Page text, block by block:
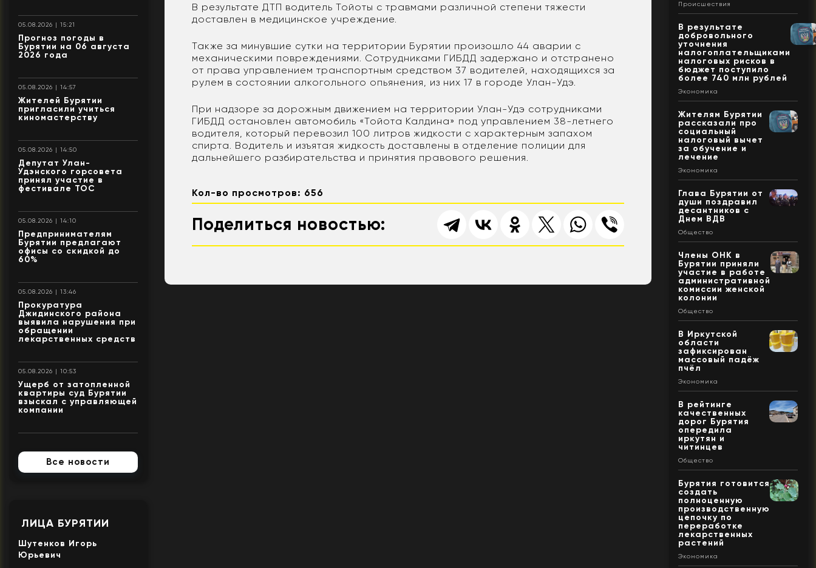
05.08.2026 | 15:21
Прогноз погоды в
Бурятии на 06 августа
2026 года
05.08.2026 | 14:57
Жителей Бурятии
пригласили учиться
киномастерству
05.08.2026 | 14:50
Депутат Улан-
Удэнского горсовета
принял участие в
фестивале ТОС
05.08.2026 | 14:10
Предпринимателям
Бурятии предлагают
офисы со скидкой до
60%
05.08.2026 | 13:46
Прокуратура
Джидинского района
выявила нарушения при
обращении
лекарственных средств
05.08.2026 | 10:53
Ущерб от затопленной
квартиры суд Бурятии
взыскал с управляющей
компании
Все новости
ЛИЦА БУРЯТИИ
Шутенков Игорь
Юрьевич
В результате ДТП водитель Тойоты с травмами различной степени тяжести
доставлен в медицинское учреждение.
Также за минувшие сутки на территории Бурятии произошло 44 аварии с
механическими повреждениями. Сотрудниками ГИБДД задержано и отстранено
от права управлением транспортным средством 37 водителей, находящихся за
рулем в состоянии алкогольного опьянения, из них 17 в городе Улан-Удэ.
При надзоре за дорожным движением на территории Улан-Удэ сотрудниками
ГИБДД остановлен автомобиль «Тойота Калдина» под управлением 38-летнего
водителя, который перевозил 100 литров жидкости с характерным запахом
спирта. Водитель и изъятая жидкость доставлены в отделение полиции для
дальнейшего разбирательства и принятия правового решения.
Кол-во просмотров: 656
Поделиться новостью:
Происшествия
В результате
добровольного
уточнения
налогоплательщиками
налоговых рисков в
бюджет поступило
более 740 млн рублей
Экономика
Жителям Бурятии
рассказали про
социальный
налоговый вычет
за обучение и
лечение
Экономика
Глава Бурятии от
души поздравил
десантников с
Днем ВДВ
Общество
Члены ОНК в
Бурятии приняли
участие в работе
административной
комиссии женской
колонии
Общество
В Иркутской
области
зафиксирован
массовый падёж
пчёл
Экономика
В рейтинге
качественных
дорог Бурятия
опередила
иркутян и
читинцев
Общество
Бурятия готовится
создать
полноценную
производственную
цепочку по
переработке
лекарственных
растений
Экономика